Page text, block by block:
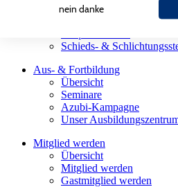
Sachverständige
Schieds- &
Aus- & Fortbildung
Übersicht
Seminare
Azubi-Kampagne
Unser
Mitglied werden
Übersicht
Mitglied werden
Gastmitglied werden
nein danke